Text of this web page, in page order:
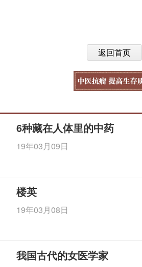
返回首页
6种藏在人体里的中药
19年03月09日
楼英
19年03月08日
我国古代的女医学家